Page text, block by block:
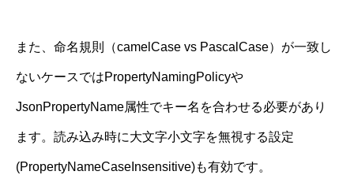
また、命名規則（camelCase vs PascalCase）が一致し
ないケースではPropertyNamingPolicyや
JsonPropertyName属性でキー名を合わせる必要があり
ます。読み込み時に大文字小文字を無視する設定
(PropertyNameCaseInsensitive)も有効です。